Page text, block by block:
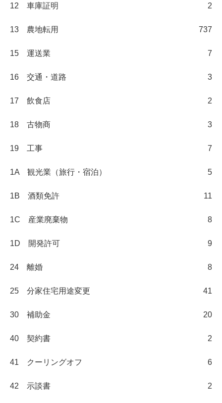
12 車庫証明 2
13 農地転用 737
15 運送業 7
16 交通・道路 3
17 飲食店 2
18 古物商 3
19 工事 7
1A 観光業（旅行・宿泊） 5
1B 酒類免許 11
1C 産業廃棄物 8
1D 開発許可 9
24 離婚 8
25 分家住宅用途変更 41
30 補助金 20
40 契約書 2
41 クーリングオフ 6
42 示談書 2